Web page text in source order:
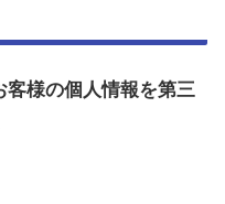
様の個人情報を第三